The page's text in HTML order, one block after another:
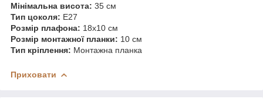
Мінімальна висота: 35 см
Тип цоколя: E27
Розмір плафона: 18х10 см
Розмір монтажної планки: 10 см
Тип кріплення: Монтажна планка
Приховати